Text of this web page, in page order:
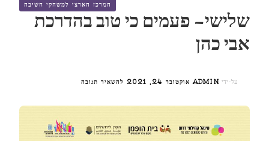
המרכז הארצי למשחקי חשיבה
שלישי – פעמים כי טוב בהדרכת
אבי כהן
על-ידי ADMIN אוקטובר 24, 2021 להשאיר תגובהבנושא
טוב